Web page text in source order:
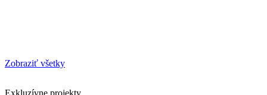
Zobraziť všetky
Exkluzívne projekty